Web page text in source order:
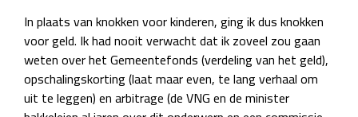
In plaats van knokken voor kinderen, ging ik dus knokken
voor geld. Ik had nooit verwacht dat ik zoveel zou gaan
weten over het Gemeentefonds (verdeling van het geld),
opschalingskorting (laat maar even, te lang verhaal om
uit te leggen) en arbitrage (de VNG en de minister